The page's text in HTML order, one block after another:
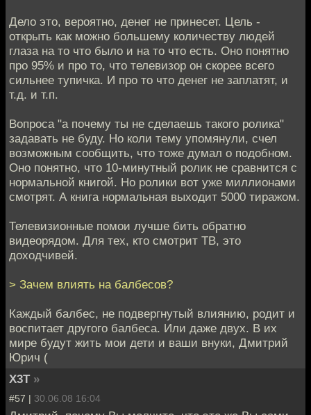
Дело это, вероятно, денег не принесет. Цель -
открыть как можно большему количеству людей
глаза на то что было и на то что есть. Оно понятно
про 95% и про то, что телевизор он скорее всего
сильнее тупичка. И про то что денег не заплатят, и
т.д. и т.п.
Вопроса "а почему ты не сделаешь такого ролика"
задавать не буду. Но коли тему упомянули, счел
возможным сообщить, что тоже думал о подобном.
Оно понятно, что 10-минутный ролик не сравнится с
нормальной книгой. Но ролики вот уже миллионами
смотрят. А книга нормальная выходит 5000 тиражом.
Телевизионные помои лучше бить обратно
видеорядом. Для тех, кто смотрит ТВ, это
доходчивей.
> Зачем влиять на балбесов?
Каждый балбес, не подвергнутый влиянию, родит и
воспитает другого балбеса. Или даже двух. В их
мире будут жить мои дети и ваши внуки, Дмитрий
Юрич (
X3T »
#57 | 30.06.08 16:04